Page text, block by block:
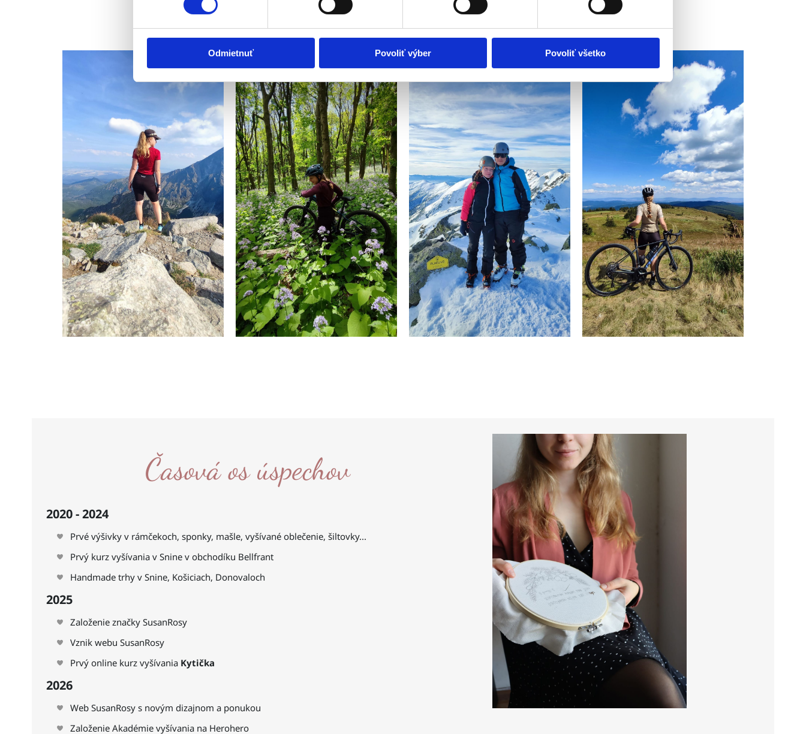
Odmietnuť Povoliť výber Povoliť všetko
Časová os úspechov
2020 - 2024
Prvé výšivky v rámčekoch, sponky, mašle, vyšívané oblečenie, šiltovky...
Prvý kurz vyšívania v Snine v obchodíku Bellfrant
Handmade trhy v Snine, Košiciach, Donovaloch
2025
Založenie značky SusanRosy
Vznik webu SusanRosy
Prvý online kurz vyšívania Kytička
2026
Web SusanRosy s novým dizajnom a ponukou
Založenie Akadémie vyšívania na Herohero